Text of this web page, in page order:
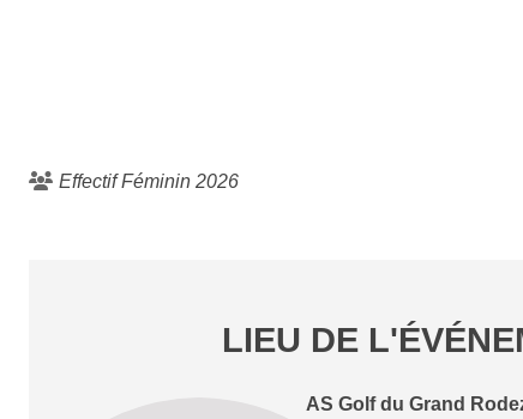
Effectif Féminin 2026
LIEU DE
AS Golf du Grand